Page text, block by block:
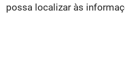
possa localizar às